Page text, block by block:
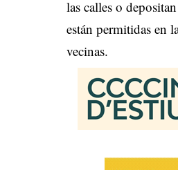
las calles o
están permitidas en
vecinas.